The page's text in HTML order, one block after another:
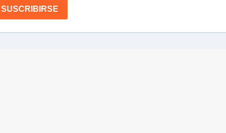
SUSCRIBIRSE